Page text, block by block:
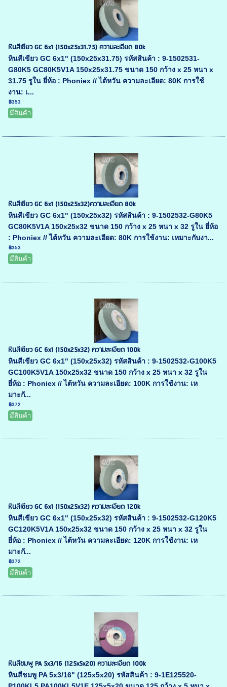
หินสีเขียว GC 6x1 (150x25x31.75) ความละเอียด 80k
หินสีเขียว GC 6x1" (150x25x31.75) รหัสสินค้า : 9-1502531-
G80K5 GC80K5V1A 150x25x31.75 ขนาด 150 กว้าง x 25 หนา x
31.75 รูใน ยี่ห้อ : Phoniex // ไต้หวัน ความละเอียด: 80K การใช้
งาน: เ...
฿353
มีสินค้า
หินสีเขียว GC 6x1 (150x25x32)ความละเอียด 80k
หินสีเขียว GC 6x1" (150x25x32) รหัสสินค้า : 9-1502532-G80K5
GC80K5V1A 150x25x32 ขนาด 150 กว้าง x 25 หนา x 32 รูใน ยี่ห้อ
: Phoniex // ไต้หวัน ความละเอียด: 80K การใช้งาน: เหมาะกับงา...
฿353
มีสินค้า
หินสีเขียว GC 6x1 (150x25x32) ความละเอียด 100k
หินสีเขียว GC 6x1" (150x25x32) รหัสสินค้า : 9-1502532-G100K5
GC100K5V1A 150x25x32 ขนาด 150 กว้าง x 25 หนา x 32 รูใน
ยี่ห้อ : Phoniex // ไต้หวัน ความละเอียด: 100K การใช้งาน: เห
มาะกั...
฿372
มีสินค้า
หินสีเขียว GC 6x1 (150x25x32) ความละเอียด 120k
หินสีเขียว GC 6x1" (150x25x32) รหัสสินค้า : 9-1502532-G120K5
GC120K5V1A 150x25x32 ขนาด 150 กว้าง x 25 หนา x 32 รูใน
ยี่ห้อ : Phoniex // ไต้หวัน ความละเอียด: 120K การใช้งาน: เห
มาะกั...
฿372
มีสินค้า
หินสีชมพู PA 5x3/16 (125x5x20) ความละเอียด 100k
หินสีชมพู PA 5x3/16" (125x5x20) รหัสสินค้า : 9-1E125520-